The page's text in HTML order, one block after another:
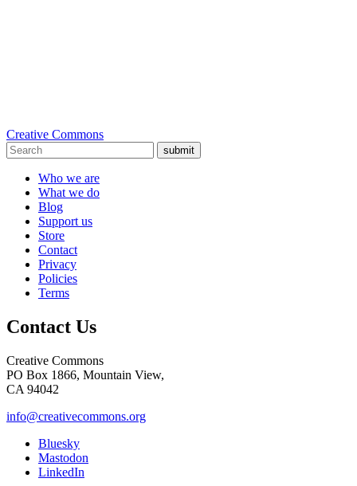
Creative Commons
submit
Who we are
What we do
Blog
Support us
Store
Contact
Privacy
Policies
Terms
Contact Us
Creative Commons
PO Box 1866, Mountain View,
CA 94042
info@creativecommons.org
Bluesky
Mastodon
LinkedIn